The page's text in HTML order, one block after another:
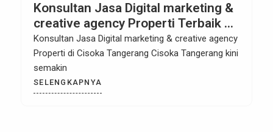
Konsultan Jasa Digital marketing &
creative agency Properti Terbaik di
Cisoka Tangerang
Konsultan Jasa Digital marketing & creative agency
Properti di Cisoka Tangerang Cisoka Tangerang kini
semakin
SELENGKAPNYA